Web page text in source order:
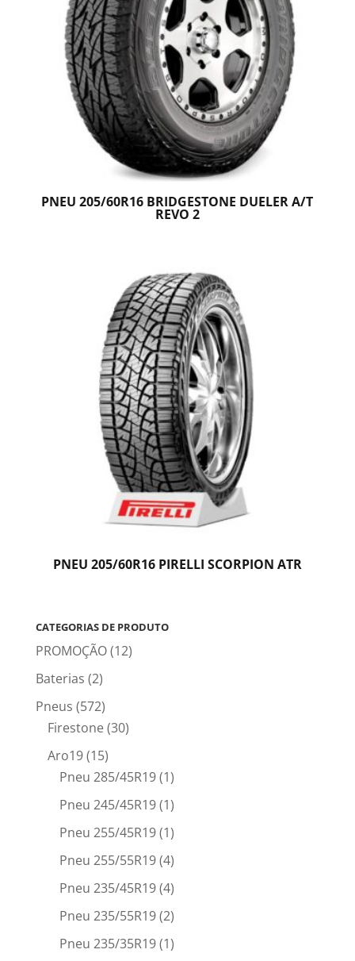
PNEU 205/60R16 BRIDGESTONE DUELER A/T
REVO 2
PNEU 205/60R16 PIRELLI SCORPION ATR
CATEGORIAS DE PRODUTO
PROMOÇÃO(12)
Baterias (2)
Pneus (572)
Firestone(30)
Aro19(15)
Pneu 285/45R19(1)
Pneu 245/45R19(1)
Pneu 255/45R19(1)
Pneu 255/55R19(4)
Pneu 235/45R19(4)
Pneu 235/55R19(2)
Pneu 235/35R19(1)